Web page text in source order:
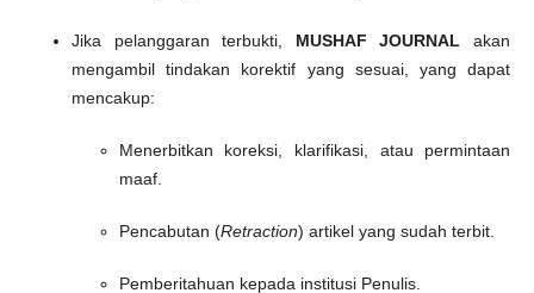
Jika pelanggaran terbukti, MUSHAF JOURNAL akan
mengambil tindakan korektif yang sesuai, yang dapat
mencakup:
Menerbitkan koreksi, klarifikasi, atau permintaan
maaf.
Pencabutan (Retraction) artikel yang sudah terbit.
Pemberitahuan kepada institusi Penulis.